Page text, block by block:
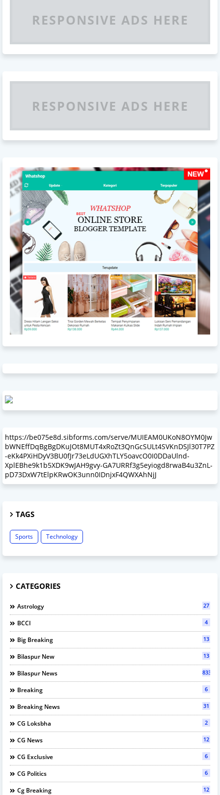
RESPONSIVE ADS HERE
RESPONSIVE ADS HERE
https://be075e8d.sibforms.com/serve/MUIEAM0UKoN8OYM0Jw
bWNEffDqBgBgDKuJOt8MUT4xRoZt3QnGcSULt4SVKnDSJl30T7PZ
-eKk4PXiHDyV3BU0fJr73eLdUGXhTLY5oavcO0I0DDaUlnd-
XplEBhe9k1b5XDK9wJAH9gvy-GA7URRf3g5eyiogd8rwaB4u3ZnL-
pD73DxW7tElpKRwOK3unn0IDnjxF4QWXAhNjJ
TAGS
Sports Technology
CATEGORIES
Astrology 27
BCCI 4
Big Breaking 13
Bilaspur New 13
Bilaspur News 833
Breaking 6
Breaking News 31
CG Loksbha 2
CG News 12
CG Exclusive 6
CG Politics 6
Cg Breaking 12